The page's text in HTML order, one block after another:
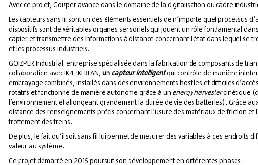
Avec ce projet, Goizper avance dans le domaine de la digitalisation du cadre
Les capteurs sans fil sont un des éléments essentiels de n’importe quel processus
dispositifs sont de véritables organes sensoriels qui jouent un rôle fondamental
capter et transmettre des informations à distance concernant l’état dans lequel se
et les processus industriels.
GOIZPER Industrial, entreprise spécialisée dans la fabrication de composants de
collaboration avec IK4-IKERLAN, un capteur intelligentqui contrôle de manière
embrayage combinés, installés dans des environnements hostiles et difficiles
rotatifs et fonctionne de manière autonome grâce à un energy harvestercinétique
l’environnement et allongeant grandement la durée de vie des batteries). Grâce
distance des renseignements précis concernant l’usure des matériaux de friction et
frottement des freins.
De plus, le fait qu’il soit sans fil lui permet de mesurer des variables à des endroits
valeur au système.
Ce projet démarré en 2015 poursuit son développement en différentes phases.